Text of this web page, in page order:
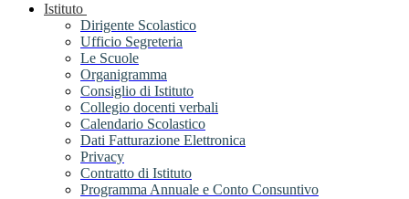
Istituto
Dirigente Scolastico
Ufficio Segreteria
Le Scuole
Organigramma
Consiglio di Istituto
Collegio docenti verbali
Calendario Scolastico
Dati Fatturazione Elettronica
Privacy
Contratto di Istituto
Programma Annuale e Conto Consuntivo